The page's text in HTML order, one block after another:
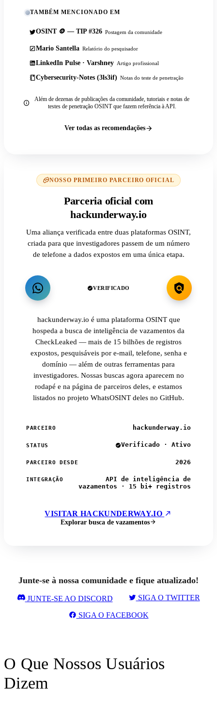
TAMBÉM MENCIONADO EM
OSINT 🪙 — TIP #326 Postagem da comunidade
Mario Santella Relatório do pesquisador
LinkedIn Pulse · Varshney Artigo profissional
Cybersecurity-Notes (3ls3if) Notas do teste de penetração
Além de dezenas de publicações da comunidade, tutoriais e notas de
testes de penetração OSINT que fazem referência à API.
Ver todas as recomendações
NOSSO PRIMEIRO PARCEIRO OFICIAL
Parceria oficial com
hackunderway.io
Uma aliança verificada entre duas plataformas OSINT,
criada para que investigadores passem de um número
de telefone a dados expostos em uma única etapa.
VERIFICADO
hackunderway.io é uma plataforma OSINT que
hospeda a busca de inteligência de vazamentos da
CheckLeaked — mais de 15 bilhões de registros
expostos, pesquisáveis por e-mail, telefone, senha e
domínio — além de outras ferramentas para
investigadores. Nossas buscas agora aparecem no
rodapé e na página de parceiros deles, e estamos
listados no projeto WhatsOSINT deles no GitHub.
PARCEIRO hackunderway.io
STATUS Verificado · Ativo
PARCEIRO DESDE 2026
INTEGRAÇÃO
API de inteligência de
vazamentos · 15 bi+ registros
VISITAR HACKUNDERWAY.IO
Explorar busca de vazamentos
Junte-se à nossa comunidade e fique atualizado!
JUNTE-SE AO DISCORD SIGA O TWITTER
SIGA O FACEBOOK
O Que Nossos Usuários
Dizem